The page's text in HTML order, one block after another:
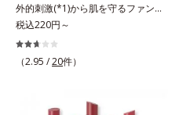
外的刺激(*1)から肌を守るファンデ
ーション。肌荒れやニキビがある
と、ファンデーションを塗っていい
か悩むもの。とはいえ、素肌のまま
れしやすい、ニキビができやすい人
税込220円～
（2.95 /20件）